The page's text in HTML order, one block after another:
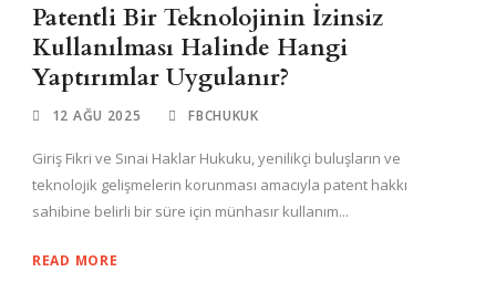
Patentli Bir Teknolojinin İzinsiz
Kullanılması Halinde Hangi
Yaptırımlar Uygulanır?
12 AĞU 2025 FBCHUKUK
Giriş Fikri ve Sınai Haklar Hukuku, yenilikçi buluşların ve
teknolojik gelişmelerin korunması amacıyla patent hakkı
sahibine belirli bir süre için münhasır kullanım...
READ MORE